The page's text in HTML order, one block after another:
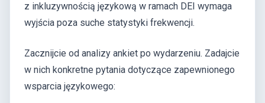
z inkluzywnością językową w ramach DEI wymaga
wyjścia poza suche statystyki frekwencji.
Zacznijcie od analizy ankiet po wydarzeniu. Zadajcie
w nich konkretne pytania dotyczące zapewnionego
wsparcia językowego: